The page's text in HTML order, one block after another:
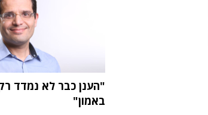
"הענן כבר לא נמדד
באמון"